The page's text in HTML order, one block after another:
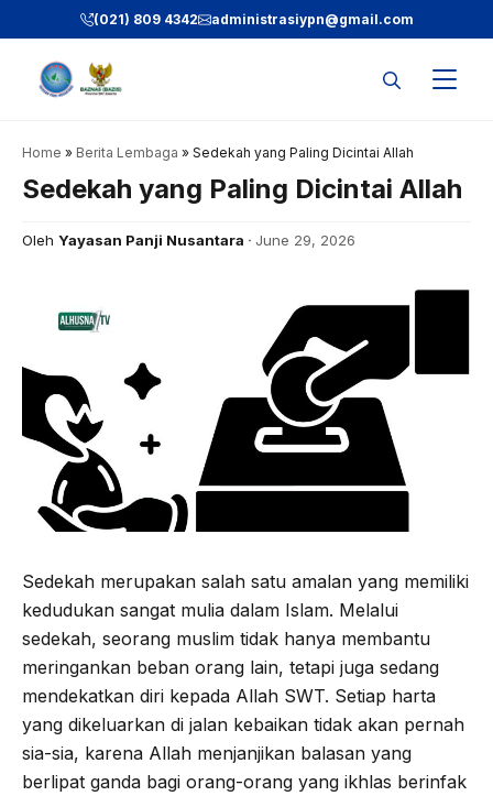
to
content
(021) 809 4342 administrasiypn@gmail.com
Home » Berita Lembaga » Sedekah yang Paling Dicintai Allah
Sedekah yang Paling Dicintai Allah
Oleh Yayasan Panji Nusantara June 29, 2026
Sedekah merupakan salah satu amalan yang memiliki
kedudukan sangat mulia dalam Islam. Melalui
sedekah, seorang muslim tidak hanya membantu
meringankan beban orang lain, tetapi juga sedang
mendekatkan diri kepada Allah SWT. Setiap harta
yang dikeluarkan di jalan kebaikan tidak akan pernah
sia-sia, karena Allah menjanjikan balasan yang
berlipat ganda bagi orang-orang yang ikhlas berinfak